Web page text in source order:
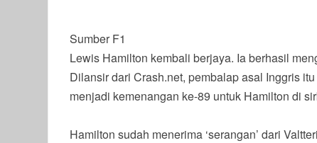
Sumber F1
Lewis Hamilton kembali berjaya. Ia berhasil
Dilansir dari Crash.net, pembalap asal Inggris
menjadi kemenangan ke-89 untuk Hamilton di
Hamilton sudah menerima ‘serangan’ dari